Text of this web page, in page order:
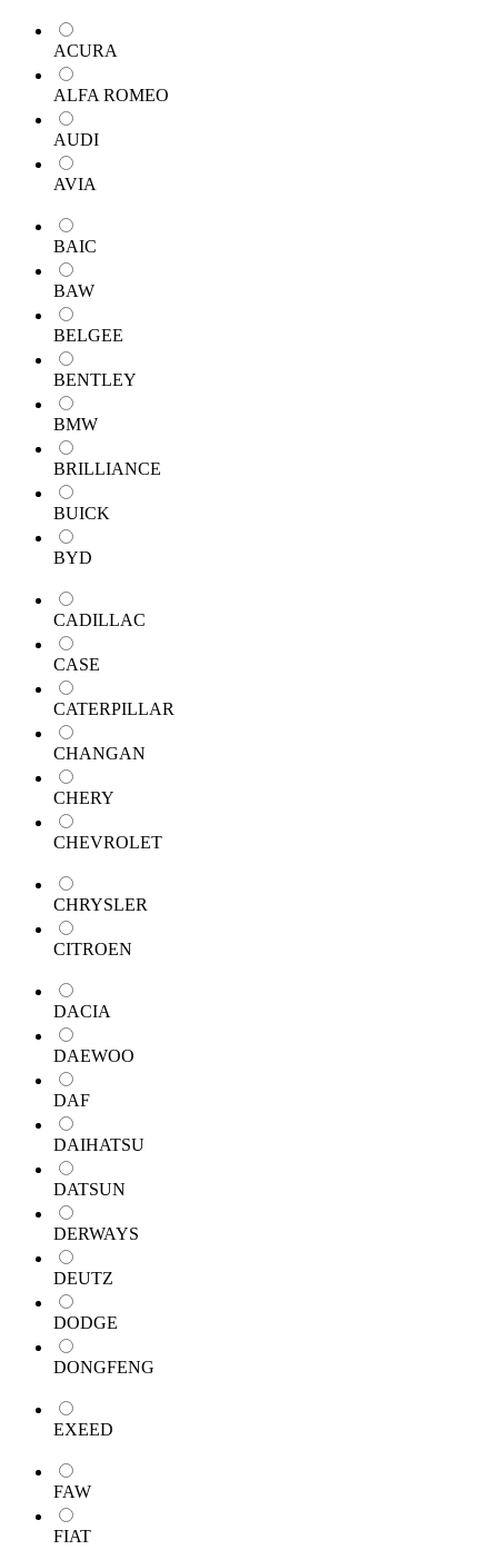
ACURA
ALFA ROMEO
AUDI
AVIA
BAIC
BAW
BELGEE
BENTLEY
BMW
BRILLIANCE
BUICK
BYD
CADILLAC
CASE
CATERPILLAR
CHANGAN
CHERY
CHEVROLET
CHRYSLER
CITROEN
DACIA
DAEWOO
DAF
DAIHATSU
DATSUN
DERWAYS
DEUTZ
DODGE
DONGFENG
EXEED
FAW
FIAT